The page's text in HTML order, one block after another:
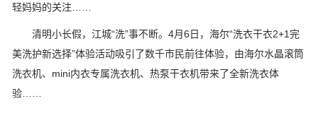
轻妈妈的关注……
清明小长假，江城“洗”事不断。4月6日，海尔“洗衣干衣2+1完
美洗护新选择”体验活动吸引了数千市民前往体验，由海尔水晶滚筒
洗衣机、mini内衣专属洗衣机、热泵干衣机带来了全新洗衣体
验……